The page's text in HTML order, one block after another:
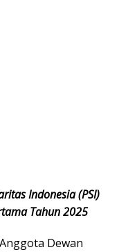
Indonesia (PSI)
Tahun 2025
Anggota Dewan